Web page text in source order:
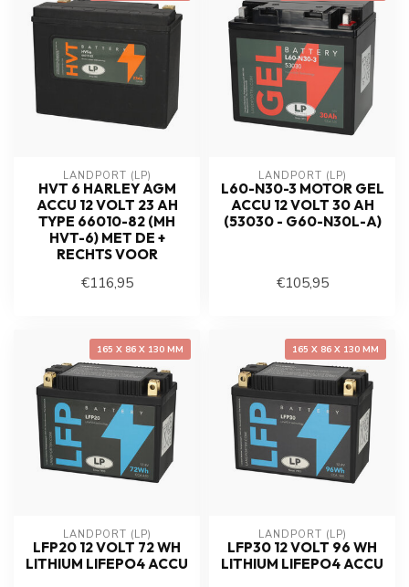
LANDPORT (LP)
HVT 6 HARLEY AGM
ACCU 12 VOLT 23 AH
TYPE 66010-82 (MH
HVT-6) MET DE +
RECHTS VOOR
€116,95
LANDPORT (LP)
L60-N30-3 MOTOR GEL
ACCU 12 VOLT 30 AH
(53030 - G60-N30L-A)
€105,95
165 X 86 X 130 MM
LANDPORT (LP)
LFP20 12 VOLT 72 WH
LITHIUM LIFEPO4 ACCU
165 X 86 X 130 MM
LANDPORT (LP)
LFP30 12 VOLT 96 WH
LITHIUM LIFEPO4 ACCU